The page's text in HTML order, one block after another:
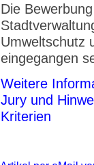
Die
Umweltschutz
eingegangen
Weitere
Jury und
Kriterien